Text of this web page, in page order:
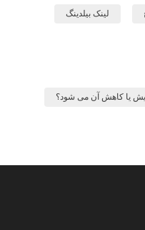
لینک بیلدینگ
یا کاهش آن می شود؟